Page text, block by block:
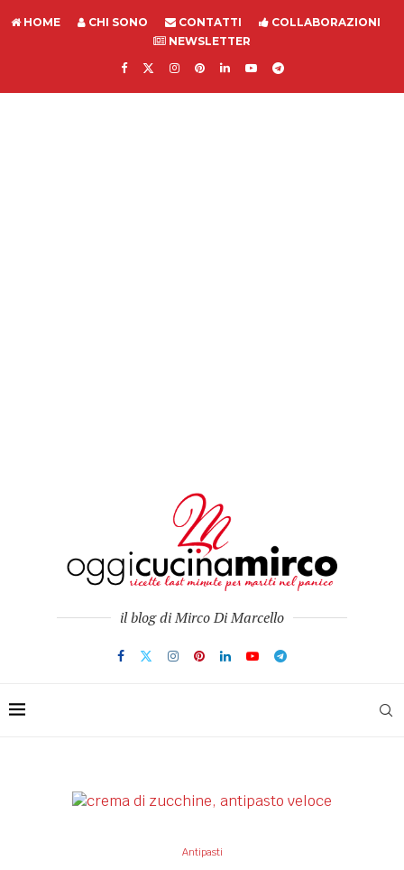
HOME CHI SONO CONTATTI
COLLABORAZIONI
NEWSLETTER
il blog di Mirco Di Marcello
Antipasti